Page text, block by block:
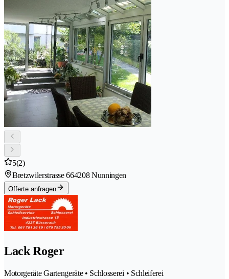
5(2)
Bretzwilerstrasse 664208 Nunningen
Offerte anfragen
Lack Roger
Motorgeräte Gartengeräte • Schlosserei • Schleiferei